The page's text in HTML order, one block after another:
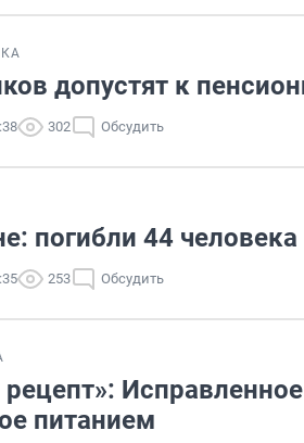
допустят к
302 Обсудить
погибли 44 человека
253 Обсудить
питанием